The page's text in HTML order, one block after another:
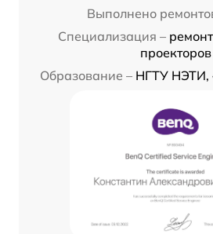
Выполнено
Специализация –
проекторов
Образование – НГТУ НЭТИ,